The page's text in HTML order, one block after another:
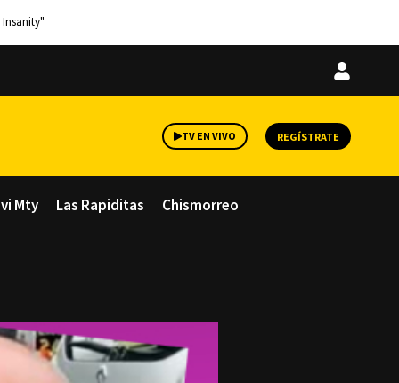
Iniciar
TV EN VIVO REGÍSTRATE
Mty Las Rapiditas Chismorreo